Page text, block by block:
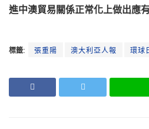
進中澳貿易關係正常化上做出應
標籤: 張重陽 澳大利亞人報 環球